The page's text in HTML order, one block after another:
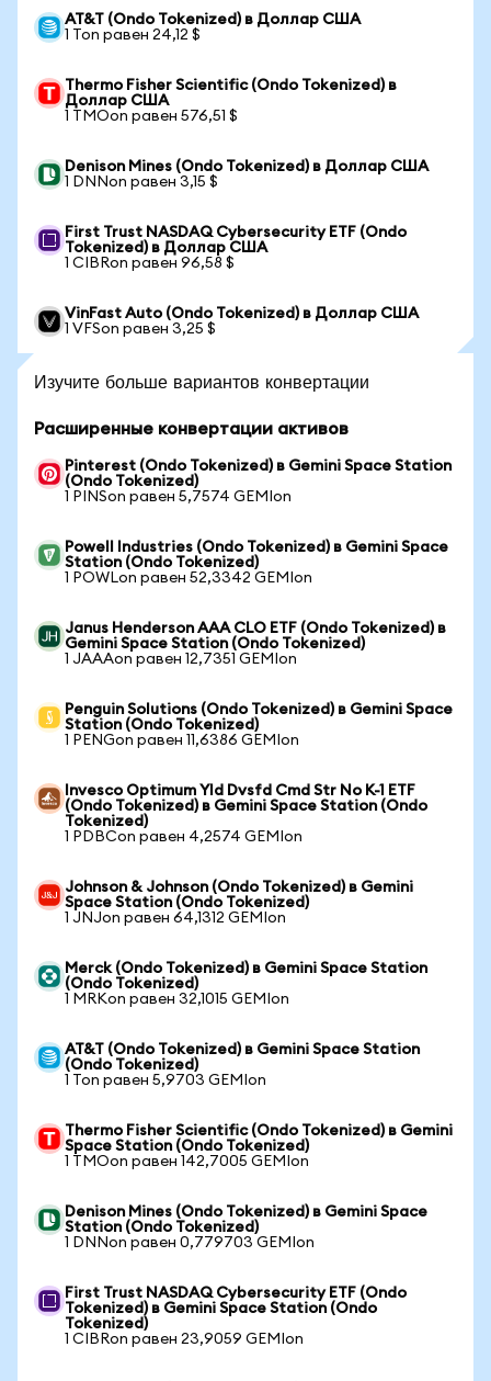
AT&T (Ondo Tokenized) в Доллар США
1 Ton равен 24,12 $
Thermo Fisher Scientific (Ondo Tokenized) в
Доллар США
1 TMOon равен 576,51 $
Denison Mines (Ondo Tokenized) в Доллар США
1 DNNon равен 3,15 $
First Trust NASDAQ Cybersecurity ETF (Ondo
Tokenized) в Доллар США
1 CIBRon равен 96,58 $
VinFast Auto (Ondo Tokenized) в Доллар США
1 VFSon равен 3,25 $
Изучите больше вариантов конвертации
Расширенные конвертации активов
Pinterest (Ondo Tokenized) в Gemini Space Station
(Ondo Tokenized)
1 PINSon равен 5,7574 GEMIon
Powell Industries (Ondo Tokenized) в Gemini Space
Station (Ondo Tokenized)
1 POWLon равен 52,3342 GEMIon
Janus Henderson AAA CLO ETF (Ondo Tokenized) в
Gemini Space Station (Ondo Tokenized)
1 JAAAon равен 12,7351 GEMIon
Penguin Solutions (Ondo Tokenized) в Gemini Space
Station (Ondo Tokenized)
1 PENGon равен 11,6386 GEMIon
Invesco Optimum Yld Dvsfd Cmd Str No K-1 ETF
(Ondo Tokenized) в Gemini Space Station (Ondo
Tokenized)
1 PDBCon равен 4,2574 GEMIon
Johnson & Johnson (Ondo Tokenized) в Gemini
Space Station (Ondo Tokenized)
1 JNJon равен 64,1312 GEMIon
Merck (Ondo Tokenized) в Gemini Space Station
(Ondo Tokenized)
1 MRKon равен 32,1015 GEMIon
AT&T (Ondo Tokenized) в Gemini Space Station
(Ondo Tokenized)
1 Ton равен 5,9703 GEMIon
Thermo Fisher Scientific (Ondo Tokenized) в Gemini
Space Station (Ondo Tokenized)
1 TMOon равен 142,7005 GEMIon
Denison Mines (Ondo Tokenized) в Gemini Space
Station (Ondo Tokenized)
1 DNNon равен 0,779703 GEMIon
First Trust NASDAQ Cybersecurity ETF (Ondo
Tokenized) в Gemini Space Station (Ondo
Tokenized)
1 CIBRon равен 23,9059 GEMIon